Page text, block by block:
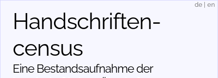
Handschriften­
census
Eine Bestandsaufnahme der
de en